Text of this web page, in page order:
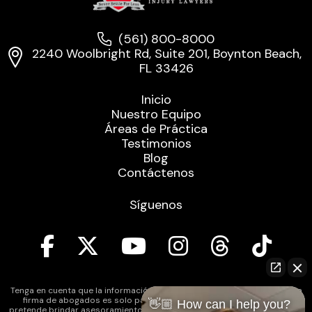
(561) 800-8000
2240 Woolbright Rd, Suite 201, Boynton Beach,
FL 33426
Inicio
Nuestro Equipo
Áreas de Práctica
Testimonios
Blog
Contáctenos
Síguenos
Tenga en cuenta que la información contenida en el sitio web de nuestra
firma de abogados es solo para fines informativos generales y no
👋🏼 How can I help you?